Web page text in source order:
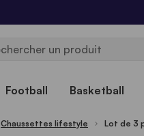
Football Basketball
Chaussettes lifestyle Lot de 3